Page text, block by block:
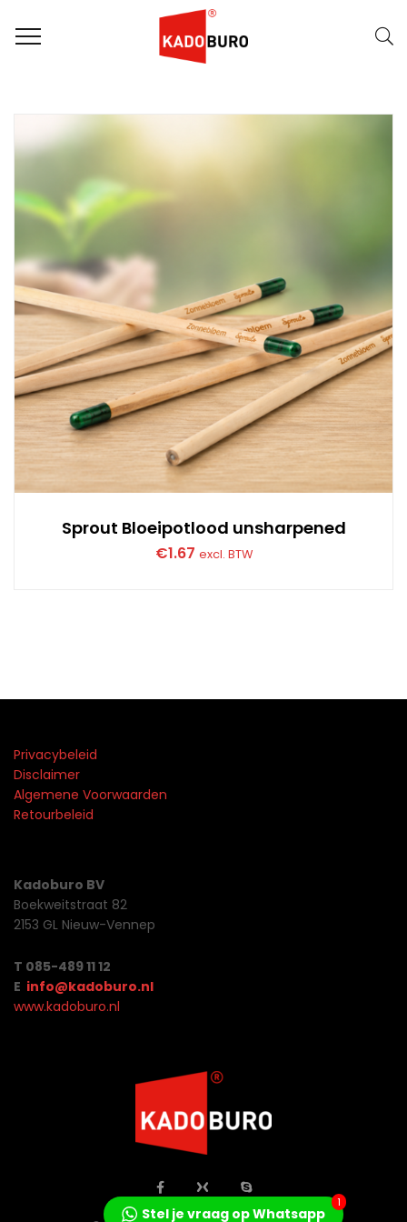
Naam (A-Z) FILTER
Sprout Bloeipotlood unsharpened
€1.67 excl. BTW
Privacybeleid
Disclaimer
Algemene Voorwaarden
Retourbeleid
Kadoburo BV
Boekweitstraat 82
2153 GL Nieuw-Vennep
T 085-489 11 12
E info@kadoburo.nl
www.kadoburo.nl
Stel je vraag op Whatsapp
1